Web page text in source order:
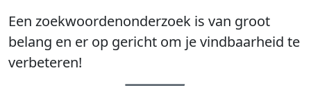
Een zoekwoordenonderzoek is van groot
belang en er op gericht om je vindbaarheid te
verbeteren!